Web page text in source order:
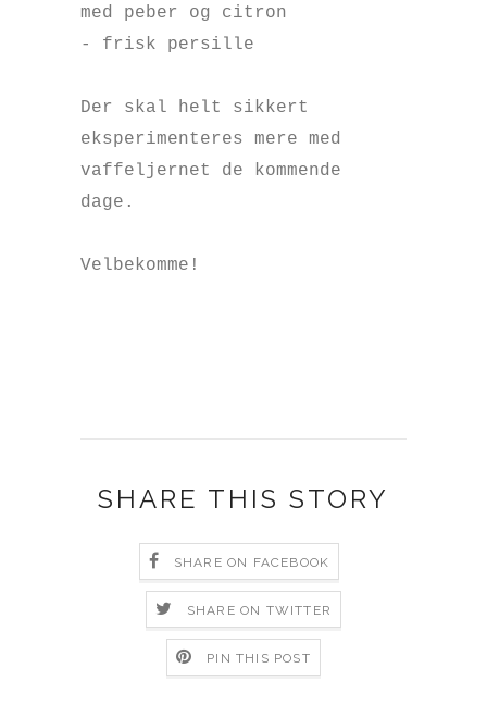
med peber og citron
- frisk persille
Der skal helt sikkert
eksperimenteres mere med
vaffeljernet de kommende
dage.
Velbekomme!
SHARE THIS STORY
SHARE ON FACEBOOK
SHARE ON TWITTER
PIN THIS POST